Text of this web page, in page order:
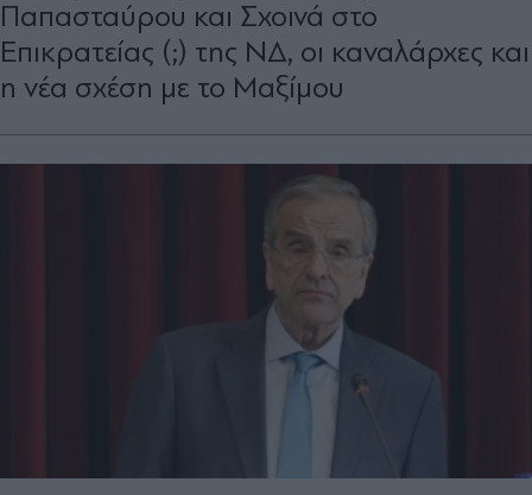
Παπασταύρου και Σχοινά στο
Επικρατείας (;) της ΝΔ, οι καναλάρχες και
η νέα σχέση με το Μαξίμου